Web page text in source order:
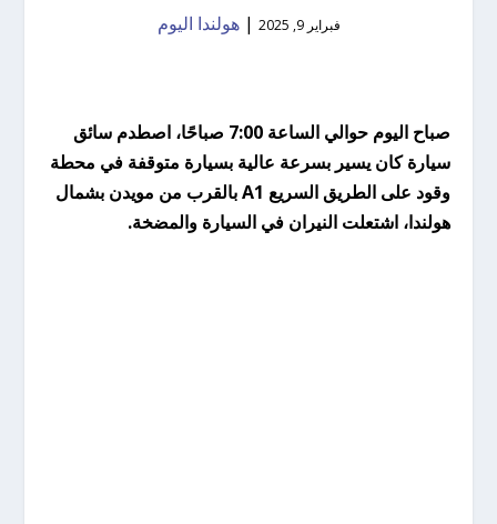
فبراير 9, 2025 |هولندا اليوم
صباح اليوم حوالي الساعة 7:00 صباحًا، اصطدم سائق
سيارة كان يسير بسرعة عالية بسيارة متوقفة في محطة
وقود على الطريق السريع A1 بالقرب من مويدن بشمال
هولندا، اشتعلت النيران في السيارة والمضخة.